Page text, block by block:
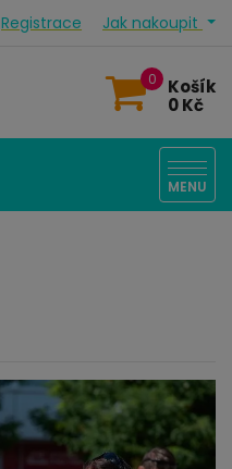
Registrace Jak nakoupit
0
Košík
0 Kč
MENU